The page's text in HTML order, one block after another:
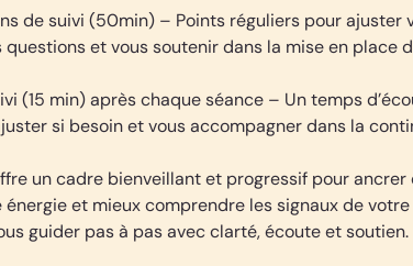
de suivi (50min) – Points réguliers pour ajuster
questions et vous soutenir dans la mise en place
(15 min) après chaque séance – Un temps
si besoin et vous accompagner dans la
un cadre bienveillant et progressif pour
et mieux comprendre les signaux de
guider pas à pas avec clarté, écoute et soutien.